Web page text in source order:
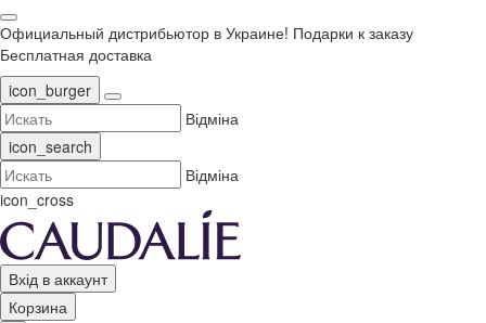
Официальный дистрибьютор в Украине! Подарки к заказу
Бесплатная доставка
icon_burger
Відміна
icon_search
Відміна
icon_cross
Вхід в аккаунт
Корзина